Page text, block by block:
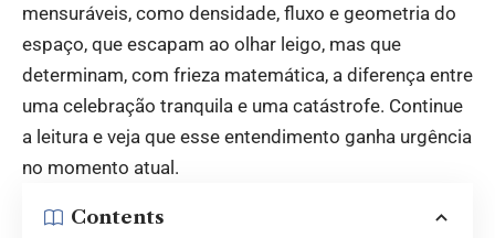
mensuráveis, como densidade, fluxo e geometria do
espaço, que escapam ao olhar leigo, mas que
determinam, com frieza matemática, a diferença entre
uma celebração tranquila e uma catástrofe. Continue
a leitura e veja que esse entendimento ganha urgência
no momento atual.
Contents